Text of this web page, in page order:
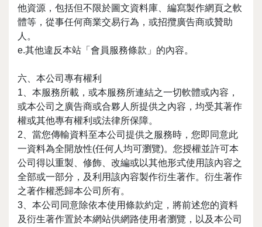
他資源，包括但不限於圖文資料庫、編寫製作網頁之軟
體等，從事任何商業交易行為，或招攬廣告商或贊助
人。
e.其他違反本站「會員服務條款」的內容。
六、本公司專有權利
1、本服務所載，或本服務所連結之一切軟體或內容，
或本公司之廣告商或合夥人所提供之內容，均受其著作
權或其他專有權利或法律所保障。
2、當您傳輸資料至本公司提供之服務時，您即同意此
一資料為全開放性(任何人均可瀏覽)。您授權並許可本
公司得以重製、修飾、改編或以其他形式使用該內容之
全部或一部分，及利用該內容製作衍生著作。衍生著作
之著作權悉歸本公司所有。
3、本公司同意除依本使用條款約定，將前述您的資料
及衍生著作置於本網站供網路使用者瀏覽，以及本公司